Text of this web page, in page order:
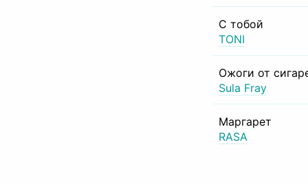
С тобой
TONI
Ожоги от
Sula Fray
Маргарет
RASA